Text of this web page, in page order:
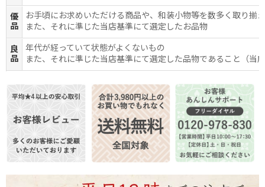
優
品
お手頃にお求めいただける商品や、和装小物等を数多く取り揃
また、それに準じた当店基準にて選定したお品物
良
品
年代が経っていて状態がよくないもの
また、それに準じた当店基準にて選定した品物であること（当